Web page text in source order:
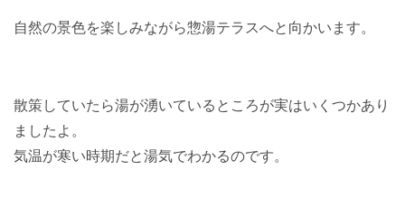
自然の景色を楽しみながら惣湯テラスへと向かいます。
散策していたら湯が湧いているところが実はいくつかあり
ましたよ。
気温が寒い時期だと湯気でわかるのです。